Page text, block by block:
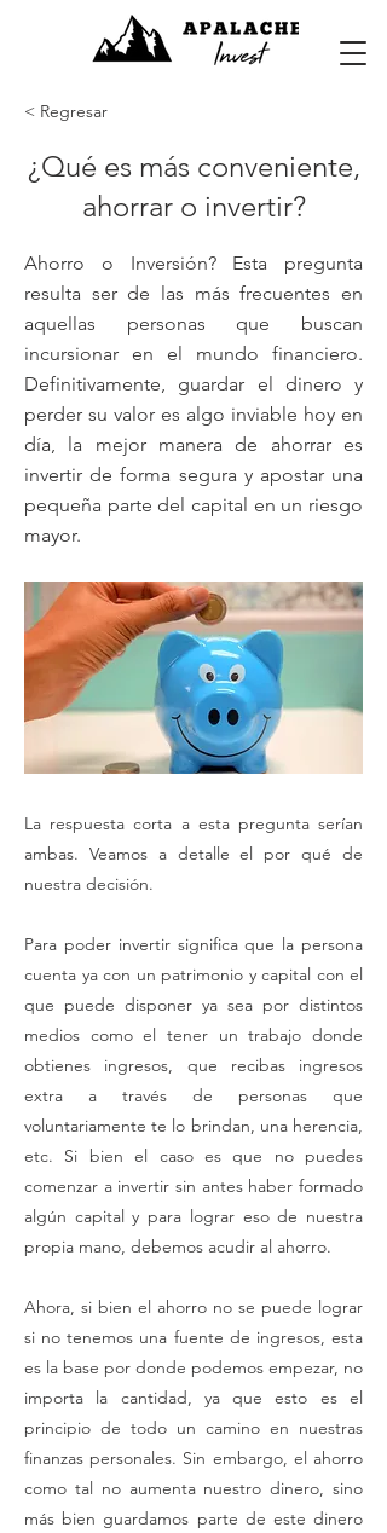
< Regresar
¿Qué es más conveniente,
ahorrar o invertir?
Ahorro o Inversión? Esta pregunta
resulta ser de las más frecuentes en
aquellas personas que buscan
incursionar en el mundo financiero.
Definitivamente, guardar el dinero y
perder su valor es algo inviable hoy en
día, la mejor manera de ahorrar es
invertir de forma segura y apostar una
pequeña parte del capital en un riesgo
mayor.
La respuesta corta a esta pregunta serían
ambas. Veamos a detalle el por qué de
nuestra decisión.
Para poder invertir significa que la persona
cuenta ya con un patrimonio y capital con el
que puede disponer ya sea por distintos
medios como el tener un trabajo donde
obtienes ingresos, que recibas ingresos
extra a través de personas que
voluntariamente te lo brindan, una herencia,
etc. Si bien el caso es que no puedes
comenzar a invertir sin antes haber formado
algún capital y para lograr eso de nuestra
propia mano, debemos acudir al ahorro.
Ahora, si bien el ahorro no se puede lograr
si no tenemos una fuente de ingresos, esta
es la base por donde podemos empezar, no
importa la cantidad, ya que esto es el
principio de todo un camino en nuestras
finanzas personales. Sin embargo, el ahorro
como tal no aumenta nuestro dinero, sino
más bien guardamos parte de este dinero